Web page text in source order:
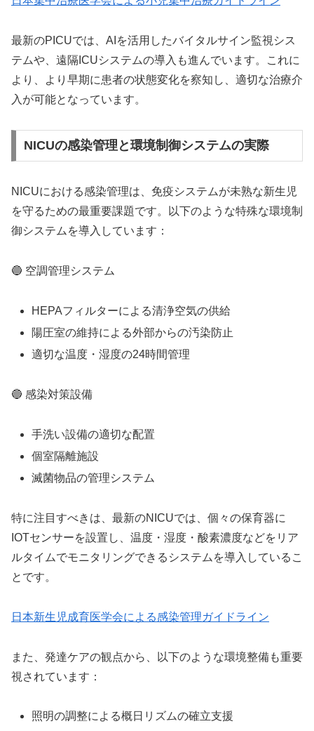
最新のPICUでは、AIを活用したバイタルサイン監視シス
テムや、遠隔ICUシステムの導入も進んでいます。これに
より、より早期に患者の状態変化を察知し、適切な治療介
入が可能となっています。
NICUの感染管理と環境制御システムの実際
NICUにおける感染管理は、免疫システムが未熟な新生児
を守るための最重要課題です。以下のような特殊な環境制
御システムを導入しています：
🔵 空調管理システム
HEPAフィルターによる清浄空気の供給
陽圧室の維持による外部からの汚染防止
適切な温度・湿度の24時間管理
🔵 感染対策設備
手洗い設備の適切な配置
個室隔離施設
滅菌物品の管理システム
特に注目すべきは、最新のNICUでは、個々の保育器に
IOTセンサーを設置し、温度・湿度・酸素濃度などをリア
ルタイムでモニタリングできるシステムを導入しているこ
とです。
日本新生児成育医学会による感染管理ガイドライン
また、発達ケアの観点から、以下のような環境整備も重要
視されています：
照明の調整による概日リズムの確立支援